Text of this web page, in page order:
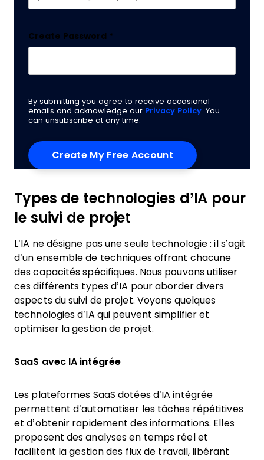
Create Password *
By submitting you agree to receive occasional
emails and acknowledge our Privacy Policy. You
can unsubscribe at any time.
Types de technologies d’IA pour
le suivi de projet
L’IA ne désigne pas une seule technologie : il s’agit
d’un ensemble de techniques offrant chacune
des capacités spécifiques. Nous pouvons utiliser
ces différents types d’IA pour aborder divers
aspects du suivi de projet. Voyons quelques
technologies d’IA qui peuvent simplifier et
optimiser la gestion de projet.
SaaS avec IA intégrée
Les plateformes SaaS dotées d’IA intégrée
permettent d’automatiser les tâches répétitives
et d’obtenir rapidement des informations. Elles
proposent des analyses en temps réel et
facilitent la gestion des flux de travail, libérant